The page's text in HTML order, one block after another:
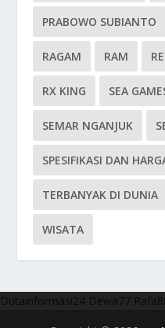
PRABOWO SUBIANTO
RAGAM RAM
RX KING SEA
SEMAR NGANJUK
SPESIFIKASI DAN
TERBANYAK DI DUNIA
WISATA
Dutainformasi24 Dewa77